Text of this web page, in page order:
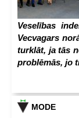
Veselības
Vecvagars
turklāt, ja tās
problēmās, jo
MODE